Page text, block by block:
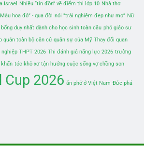
Israel
Nhiều “tin đồn” về điểm thi lớp 10 Nhà thơ
hoa đỏ” - qua đời nói "trải nghiệm đẹp như mơ" Nữ
duy nhất dành cho học sinh toàn cầu phó giáo sư
quản toàn bộ căn cứ quân sự của Mỹ Thay đổi quan
THPT 2026 Thi đánh giá năng lực 2026 trường
khẩn tóc khô xơ tận hưởng cuộc sống vợ chồng son
Cup 2026 ăn phở ở Việt Nam Đức phá